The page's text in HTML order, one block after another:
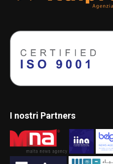
I nostri Partners